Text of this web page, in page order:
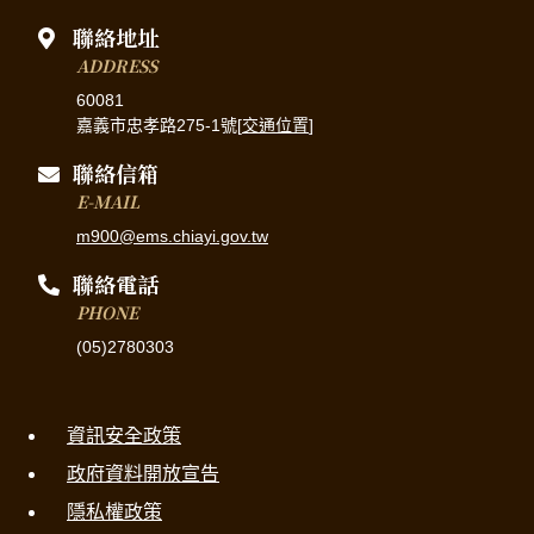
聯絡地址
ADDRESS
60081
嘉義市忠孝路275-1號[交通位置]
聯絡信箱
E-MAIL
m900@ems.chiayi.gov.tw
聯絡電話
PHONE
(05)2780303
資訊安全政策
政府資料開放宣告
隱私權政策